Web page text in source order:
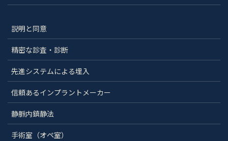
説明と同意
精密な診査・診断
先進システムによる埋入
信頼あるインプラントメーカー
静脈内鎮静法
手術室（オペ室）